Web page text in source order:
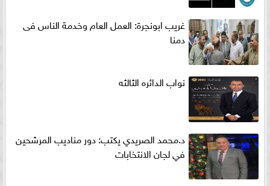
غريب ابونجرة: العمل العام وخدمة الناس فى
دمنا
نواب الدائره الثالثه
د.محمد الصريدي يكتب: دور مناديب المرشحين
في لجان الانتخابات